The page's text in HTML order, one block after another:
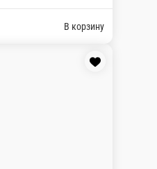
В корзину